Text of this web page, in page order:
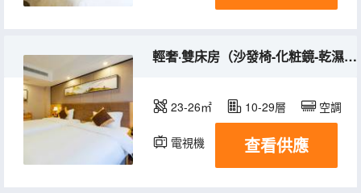
輕奢·雙床房（沙發椅-化粧鏡-乾濕分離）
23-26㎡ 10-29層 空調
電視機 查看供應